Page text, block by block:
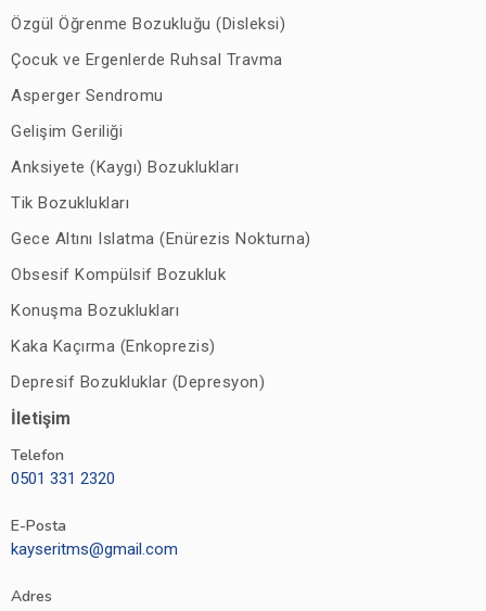
Özgül Öğrenme Bozukluğu (Disleksi)
Çocuk ve Ergenlerde Ruhsal Travma
Asperger Sendromu
Gelişim Geriliği
Anksiyete (Kaygı) Bozuklukları
Tik Bozuklukları
Gece Altını Islatma (Enürezis Nokturna)
Obsesif Kompülsif Bozukluk
Konuşma Bozuklukları
Kaka Kaçırma (Enkoprezis)
Depresif Bozukluklar (Depresyon)
İletişim
Telefon
0501 331 2320
E-Posta
kayseritms@gmail.com
Adres